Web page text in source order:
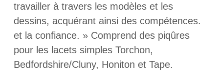
travailler à travers les modèles et les
dessins, acquérant ainsi des compétences.
et la confiance. » Comprend des piqûres
pour les lacets simples Torchon,
Bedfordshire/Cluny, Honiton et Tape.